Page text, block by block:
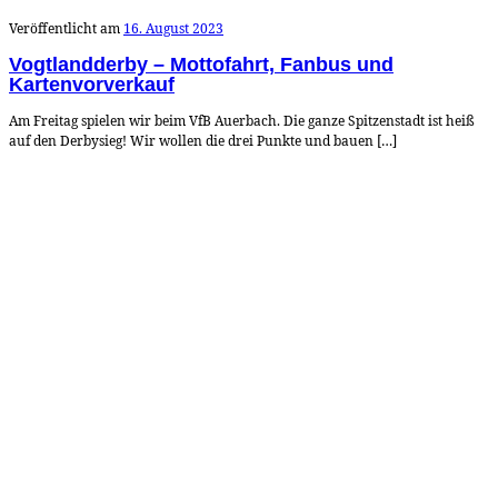
Veröffentlicht am 16. August 2023
Vogtlandderby – Mottofahrt, Fanbus und
Kartenvorverkauf
Am Freitag spielen wir beim VfB Auerbach. Die ganze Spitzenstadt ist heiß
auf den Derbysieg! Wir wollen die drei Punkte und bauen […]